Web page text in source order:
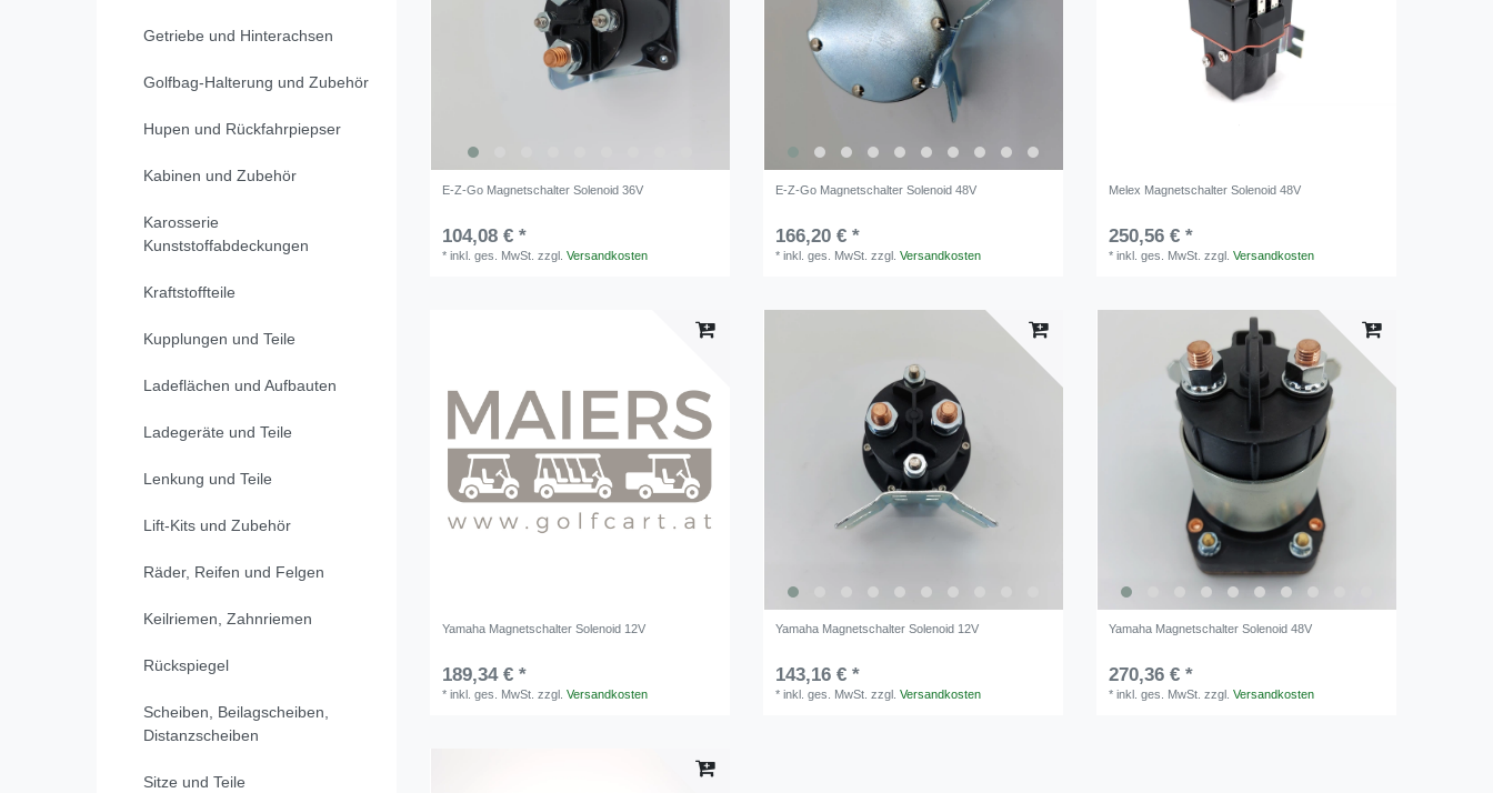
Getriebe und Hinterachsen
Golfbag-Halterung und Zubehör
Hupen und Rückfahrpiepser
Kabinen und Zubehör
Karosserie
Kunststoffabdeckungen
Kraftstoffteile
Kupplungen und Teile
Ladeflächen und Aufbauten
Ladegeräte und Teile
Lenkung und Teile
Lift-Kits und Zubehör
Räder, Reifen und Felgen
Keilriemen, Zahnriemen
Rückspiegel
Scheiben, Beilagscheiben,
Distanzscheiben
Sitze und Teile
E-Z-Go Magnetschalter Solenoid 36V
104,08 € *
*inkl. ges. MwSt. zzgl.Versandkosten
E-Z-Go Magnetschalter Solenoid 48V
166,20 € *
*inkl. ges. MwSt. zzgl.Versandkosten
Melex Magnetschalter Solenoid 48V
250,56 € *
*inkl. ges. MwSt. zzgl.Versandkosten
Yamaha Magnetschalter Solenoid 12V
189,34 € *
*inkl. ges. MwSt. zzgl.Versandkosten
Yamaha Magnetschalter Solenoid 12V
143,16 € *
*inkl. ges. MwSt. zzgl.Versandkosten
Yamaha Magnetschalter Solenoid 48V
270,36 € *
*inkl. ges. MwSt. zzgl.Versandkosten